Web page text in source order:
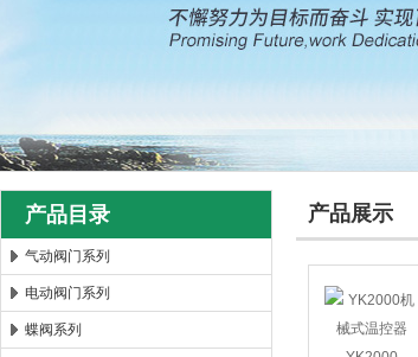
郑州森玛自控阀门有限公司
产品目录
气动阀门系列
电动阀门系列
蝶阀系列
产品展示